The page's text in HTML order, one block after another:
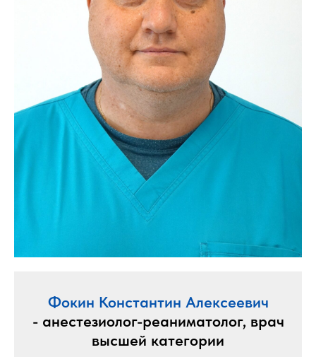
Фокин Константин Алексеевич
- анестезиолог-реаниматолог, врач
высшей категории